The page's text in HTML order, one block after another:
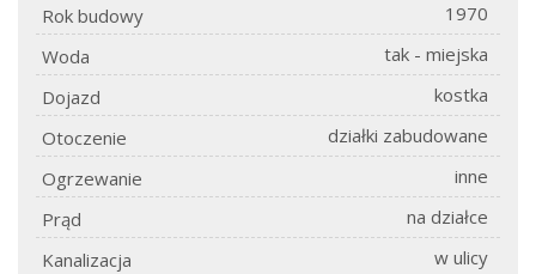
Rok budowy
1970
Woda
tak - miejska
Dojazd
kostka
Otoczenie
działki zabudowane
Ogrzewanie
inne
Prąd
na działce
Kanalizacja
w ulicy